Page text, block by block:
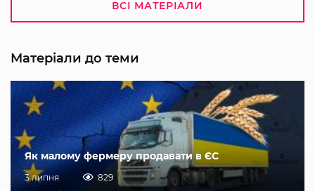
ВСІ МАТЕРІАЛИ
Матеріали до теми
Як малому фермеру продавати в ЄС
3 липня 829